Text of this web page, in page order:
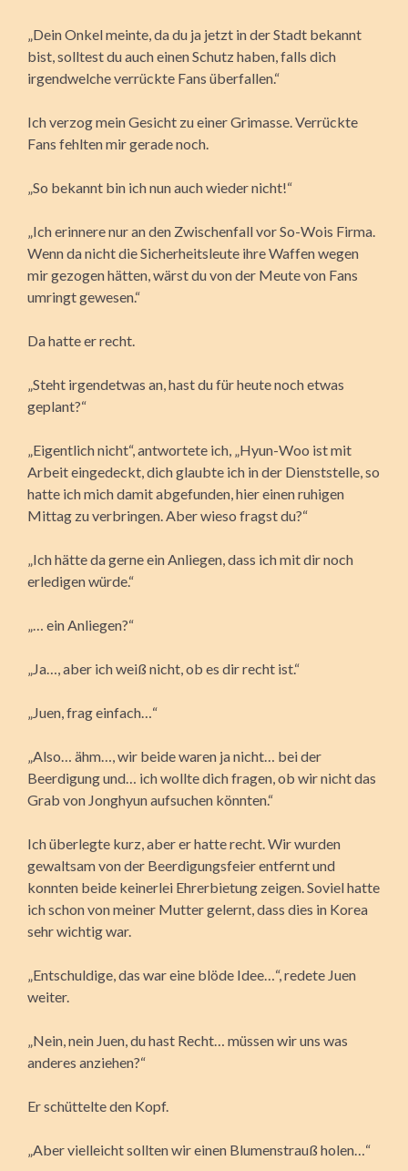
„Dein Onkel meinte, da du ja jetzt in der Stadt bekannt
bist, solltest du auch einen Schutz haben, falls dich
irgendwelche verrückte Fans überfallen.“
Ich verzog mein Gesicht zu einer Grimasse. Verrückte
Fans fehlten mir gerade noch.
„So bekannt bin ich nun auch wieder nicht!“
„Ich erinnere nur an den Zwischenfall vor So-Wois Firma.
Wenn da nicht die Sicherheitsleute ihre Waffen wegen
mir gezogen hätten, wärst du von der Meute von Fans
umringt gewesen.“
Da hatte er recht.
„Steht irgendetwas an, hast du für heute noch etwas
geplant?“
„Eigentlich nicht“, antwortete ich, „Hyun-Woo ist mit
Arbeit eingedeckt, dich glaubte ich in der Dienststelle, so
hatte ich mich damit abgefunden, hier einen ruhigen
Mittag zu verbringen. Aber wieso fragst du?“
„Ich hätte da gerne ein Anliegen, dass ich mit dir noch
erledigen würde.“
„… ein Anliegen?“
„Ja…, aber ich weiß nicht, ob es dir recht ist.“
„Juen, frag einfach…“
„Also… ähm…, wir beide waren ja nicht… bei der
Beerdigung und… ich wollte dich fragen, ob wir nicht das
Grab von Jonghyun aufsuchen könnten.“
Ich überlegte kurz, aber er hatte recht. Wir wurden
gewaltsam von der Beerdigungsfeier entfernt und
konnten beide keinerlei Ehrerbietung zeigen. Soviel hatte
ich schon von meiner Mutter gelernt, dass dies in Korea
sehr wichtig war.
„Entschuldige, das war eine blöde Idee…“, redete Juen
weiter.
„Nein, nein Juen, du hast Recht… müssen wir uns was
anderes anziehen?“
Er schüttelte den Kopf.
„Aber vielleicht sollten wir einen Blumenstrauß holen…“